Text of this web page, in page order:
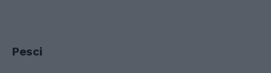
Pesci